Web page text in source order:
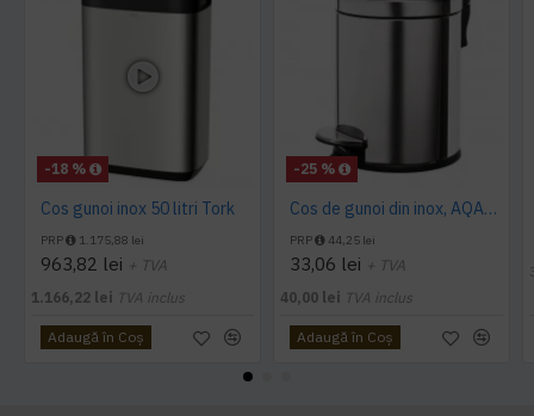
-18 %
Cos gunoi inox 50 litri Tork
PRP 1.175,88 lei
963,82 lei + TVA
1.166,22 lei TVA inclus
Adaugă în Coş
-25 %
Cos de gunoi din inox, AQAS 5L
PRP 44,25 lei
33,06 lei + TVA
40,00 lei TVA inclus
Adaugă în Coş